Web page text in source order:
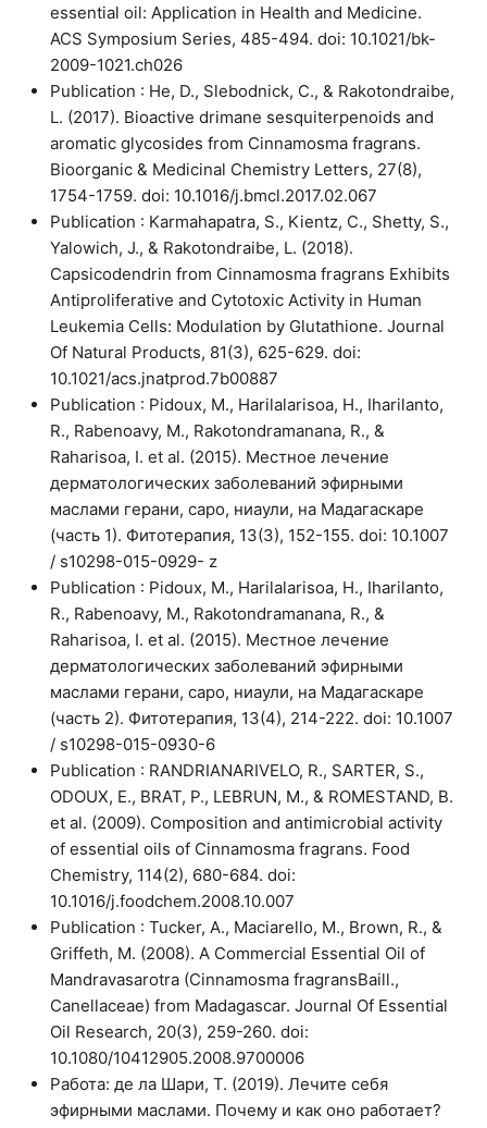
essential oil: Application in Health and Medicine.
ACS Symposium Series, 485-494. doi: 10.1021/bk-
2009-1021.ch026
Publication : He, D., Slebodnick, C., & Rakotondraibe,
L. (2017). Bioactive drimane sesquiterpenoids and
aromatic glycosides from Cinnamosma fragrans.
Bioorganic & Medicinal Chemistry Letters, 27(8),
1754-1759. doi: 10.1016/j.bmcl.2017.02.067
Publication : Karmahapatra, S., Kientz, C., Shetty, S.,
Yalowich, J., & Rakotondraibe, L. (2018).
Capsicodendrin from Cinnamosma fragrans Exhibits
Antiproliferative and Cytotoxic Activity in Human
Leukemia Cells: Modulation by Glutathione. Journal
Of Natural Products, 81(3), 625-629. doi:
10.1021/acs.jnatprod.7b00887
Publication : Pidoux, M., Harilalarisoa, H., Iharilanto,
R., Rabenoavy, M., Rakotondramanana, R., &
Raharisoa, I. et al. (2015). Местное лечение
дерматологических заболеваний эфирными
маслами герани, саро, ниаули, на Мадагаскаре
(часть 1). Фитотерапия, 13(3), 152-155. doi: 10.1007
/ s10298-015-0929- z
Publication : Pidoux, M., Harilalarisoa, H., Iharilanto,
R., Rabenoavy, M., Rakotondramanana, R., &
Raharisoa, I. et al. (2015). Местное лечение
дерматологических заболеваний эфирными
маслами герани, саро, ниаули, на Мадагаскаре
(часть 2). Фитотерапия, 13(4), 214-222. doi: 10.1007
/ s10298-015-0930-6
Publication : RANDRIANARIVELO, R., SARTER, S.,
ODOUX, E., BRAT, P., LEBRUN, M., & ROMESTAND, B.
et al. (2009). Composition and antimicrobial activity
of essential oils of Cinnamosma fragrans. Food
Chemistry, 114(2), 680-684. doi:
10.1016/j.foodchem.2008.10.007
Publication : Tucker, A., Maciarello, M., Brown, R., &
Griffeth, M. (2008). A Commercial Essential Oil of
Mandravasarotra (Cinnamosma fragransBaill.,
Canellaceae) from Madagascar. Journal Of Essential
Oil Research, 20(3), 259-260. doi:
10.1080/10412905.2008.9700006
Работа: де ла Шари, Т. (2019). Лечите себя
эфирными маслами. Почему и как оно работает?